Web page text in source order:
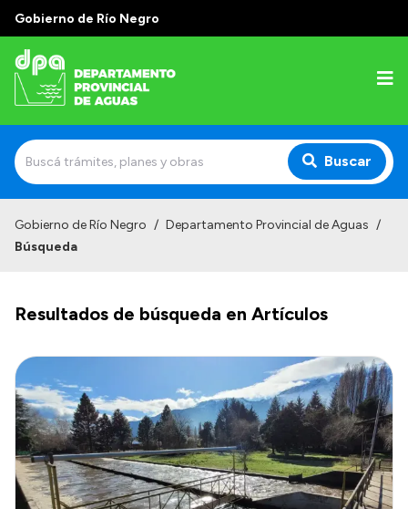
Gobierno de Río Negro
Buscar
Autoridades
Normativa
Delegaciones
Generación y Riego SAU
Gobierno de Río Negro / Departamento Provincial de Aguas /
Búsqueda
Resultados de búsqueda en Artículos